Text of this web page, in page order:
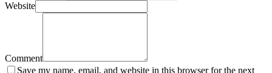
Website
Comment
Save my name, email, and website in this browser for the next